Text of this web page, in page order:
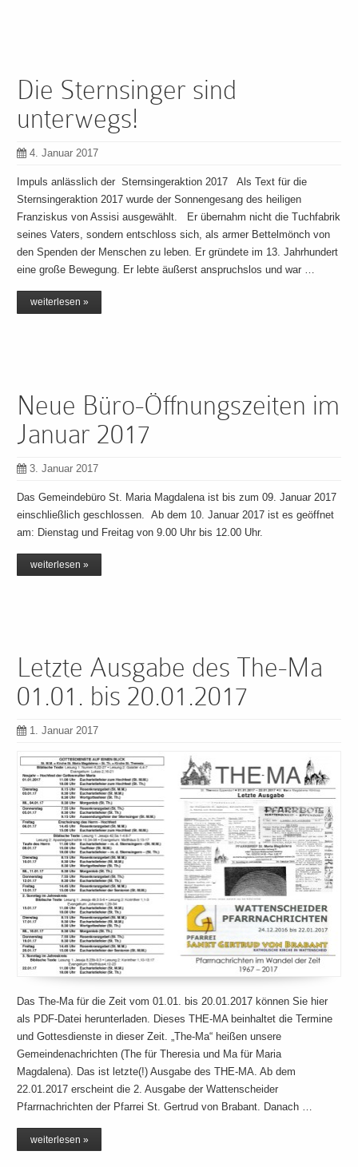
Die Sternsinger sind
unterwegs!
4. Januar 2017
Impuls anlässlich der Sternsingeraktion 2017 Als Text für die
Sternsingeraktion 2017 wurde der Sonnengesang des heiligen
Franziskus von Assisi ausgewählt. Er übernahm nicht die Tuchfabrik
seines Vaters, sondern entschloss sich, als armer Bettelmönch von
den Spenden der Menschen zu leben. Er gründete im 13. Jahrhundert
eine große Bewegung. Er lebte äußerst anspruchslos und war …
weiterlesen »
Neue Büro-Öffnungszeiten im
Januar 2017
3. Januar 2017
Das Gemeindebüro St. Maria Magdalena ist bis zum 09. Januar 2017
einschließlich geschlossen. Ab dem 10. Januar 2017 ist es geöffnet
am: Dienstag und Freitag von 9.00 Uhr bis 12.00 Uhr.
weiterlesen »
Letzte Ausgabe des The-Ma
01.01. bis 20.01.2017
1. Januar 2017
Das The-Ma für die Zeit vom 01.01. bis 20.01.2017 können Sie hier
als PDF-Datei herunterladen. Dieses THE-MA beinhaltet die Termine
und Gottesdienste in dieser Zeit. „The-Ma“ heißen unsere
Gemeindenachrichten (The für Theresia und Ma für Maria
Magdalena). Das ist letzte(!) Ausgabe des THE-MA. Ab dem
22.01.2017 erscheint die 2. Ausgabe der Wattenscheider
Pfarrnachrichten der Pfarrei St. Gertrud von Brabant. Danach …
weiterlesen »